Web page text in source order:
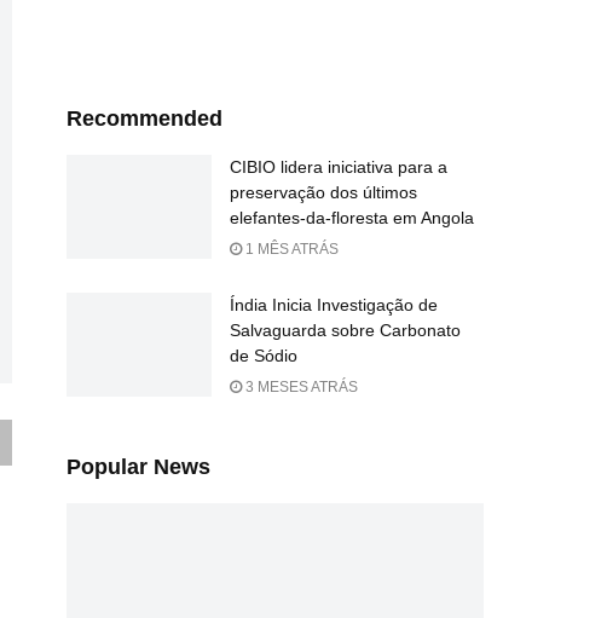
Recommended
CIBIO lidera iniciativa para a
preservação dos últimos
elefantes-da-floresta em Angola
1 MÊS ATRÁS
Índia Inicia Investigação de
Salvaguarda sobre Carbonato
de Sódio
3 MESES ATRÁS
Popular News